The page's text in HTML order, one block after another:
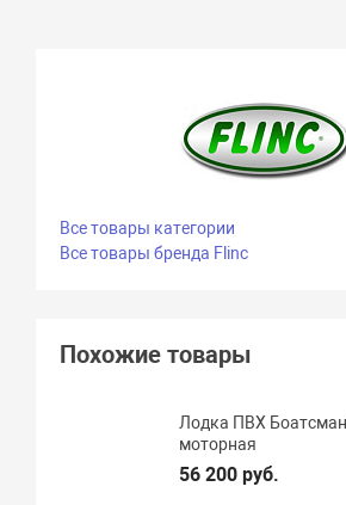
Все товары категории
Все товары бренда Flinc
Похожие товары
Лодка ПВХ
моторная
56 200 руб.